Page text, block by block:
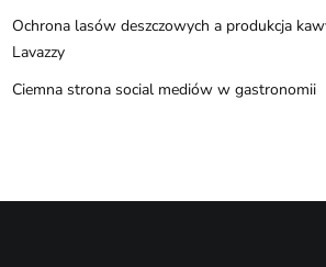
Ochrona lasów deszczowych a produkcja
Lavazzy
Ciemna strona social mediów w gastronomii